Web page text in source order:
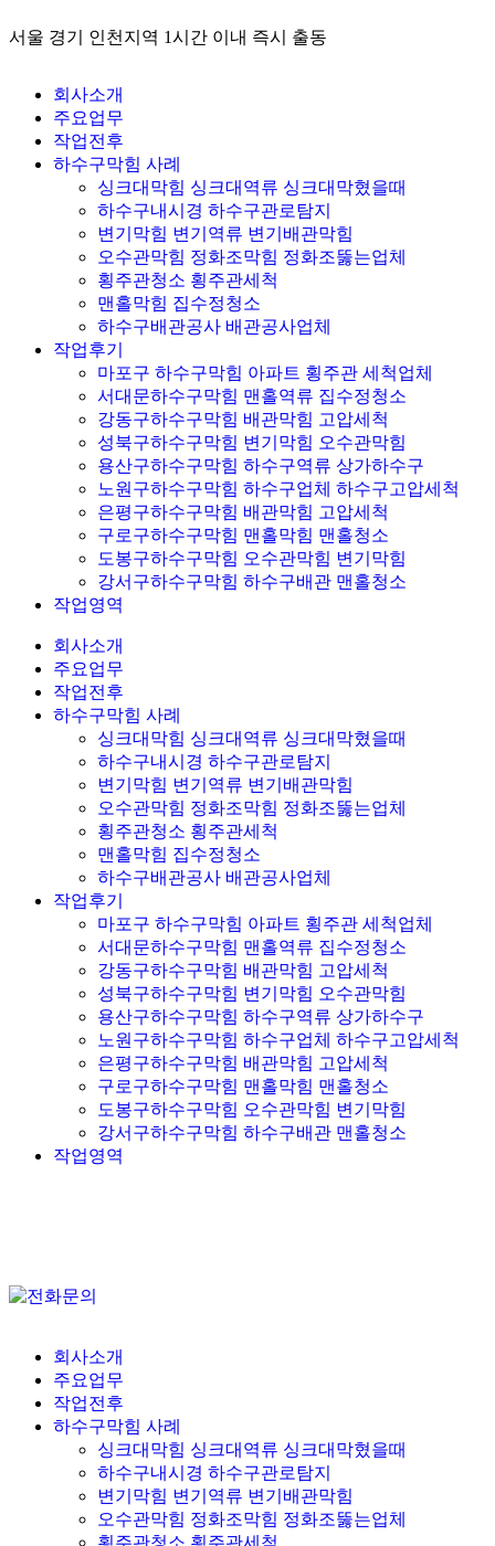
서울 경기 인천지역 1시간 이내 즉시 출동
회사소개
주요업무
작업전후
하수구막힘 사례
싱크대막힘 싱크대역류 싱크대막혔을때
하수구내시경 하수구관로탐지
변기막힘 변기역류 변기배관막힘
오수관막힘 정화조막힘 정화조뚫는업체
횡주관청소 횡주관세척
맨홀막힘 집수정청소
하수구배관공사 배관공사업체
작업후기
마포구 하수구막힘 아파트 횡주관 세척업체
서대문하수구막힘 맨홀역류 집수정청소
강동구하수구막힘 배관막힘 고압세척
성북구하수구막힘 변기막힘 오수관막힘
용산구하수구막힘 하수구역류 상가하수구
노원구하수구막힘 하수구업체 하수구고압세척
은평구하수구막힘 배관막힘 고압세척
구로구하수구막힘 맨홀막힘 맨홀청소
도봉구하수구막힘 오수관막힘 변기막힘
강서구하수구막힘 하수구배관 맨홀청소
작업영역
회사소개
주요업무
작업전후
하수구막힘 사례
싱크대막힘 싱크대역류 싱크대막혔을때
하수구내시경 하수구관로탐지
변기막힘 변기역류 변기배관막힘
오수관막힘 정화조막힘 정화조뚫는업체
횡주관청소 횡주관세척
맨홀막힘 집수정청소
하수구배관공사 배관공사업체
작업후기
마포구 하수구막힘 아파트 횡주관 세척업체
서대문하수구막힘 맨홀역류 집수정청소
강동구하수구막힘 배관막힘 고압세척
성북구하수구막힘 변기막힘 오수관막힘
용산구하수구막힘 하수구역류 상가하수구
노원구하수구막힘 하수구업체 하수구고압세척
은평구하수구막힘 배관막힘 고압세척
구로구하수구막힘 맨홀막힘 맨홀청소
도봉구하수구막힘 오수관막힘 변기막힘
강서구하수구막힘 하수구배관 맨홀청소
작업영역
회사소개
주요업무
작업전후
하수구막힘 사례
싱크대막힘 싱크대역류 싱크대막혔을때
하수구내시경 하수구관로탐지
변기막힘 변기역류 변기배관막힘
오수관막힘 정화조막힘 정화조뚫는업체
횡주관청소 횡주관세척